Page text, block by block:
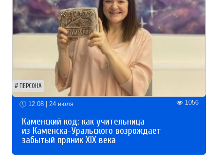
ПЕРСОНА
12:08 | 24 июля 1056
Каменский код: как учительница
из Каменска-Уральского возрождает
забытый пряник XIX века